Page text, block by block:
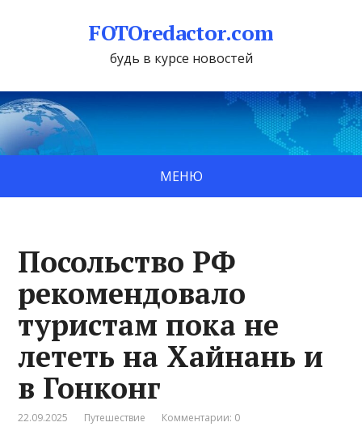
FOTOredactor.com
будь в курсе новостей
МЕНЮ
Посольство РФ
рекомендовало
туристам пока не
лететь на Хайнань и
в Гонконг
22.09.2025 Путешествие Комментарии: 0